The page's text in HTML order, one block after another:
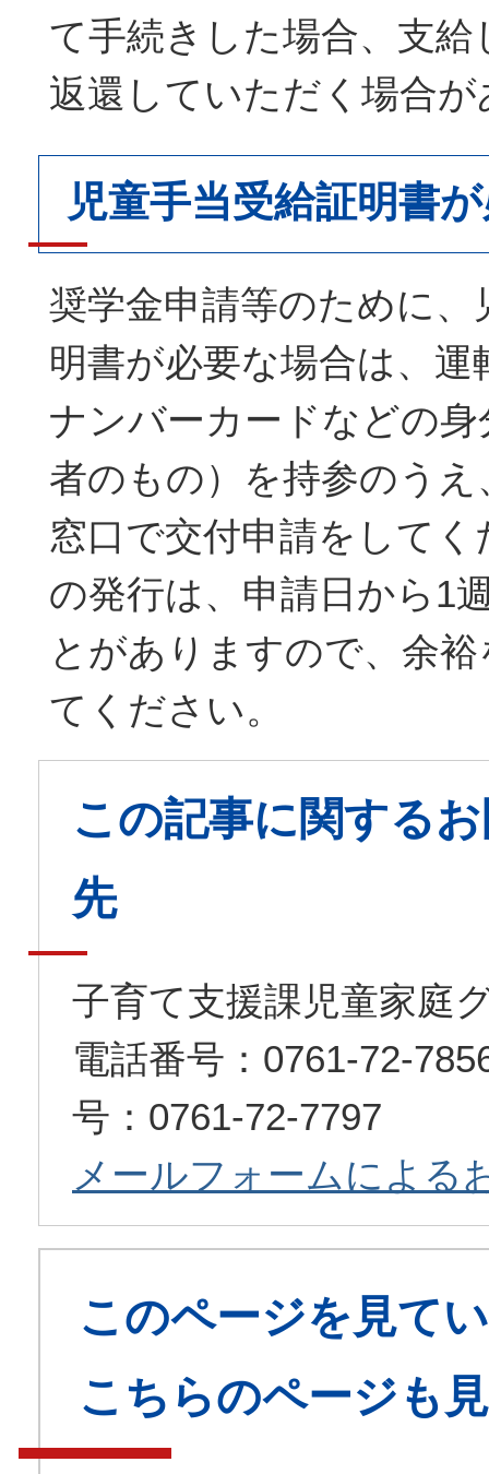
て手続きした場合、支給
返還していただく場合
児童手当受給証明書
奨学金申請等のために、
明書が必要な場合は、運
ナンバーカードなどの
者のもの）を持参のう
窓口で交付申請をして
の発行は、申請日から1
とがありますので、余
てください。
この記事に関する
先
子育て支援課児童家庭
電話番号：0761-72-
号：0761-72-7797
メールフォームによる
このページを見て
こちらのページも